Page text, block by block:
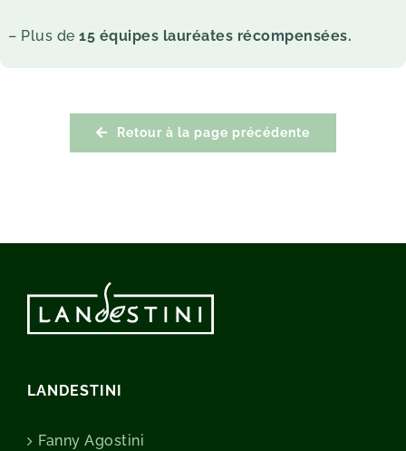
– Plus de15 équipes lauréates récompensées.
Retour à la page précédente
LANDESTINI
Fanny Agostini